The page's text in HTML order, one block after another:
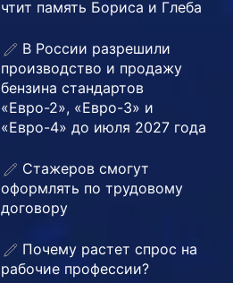
чтит память Бориса и Глеба
В России разрешили
производство и продажу
бензина стандартов
«Евро-2», «Евро-3» и
«Евро-4» до июля 2027 года
Стажеров смогут
оформлять по трудовому
договору
Почему растет спрос на
рабочие профессии?